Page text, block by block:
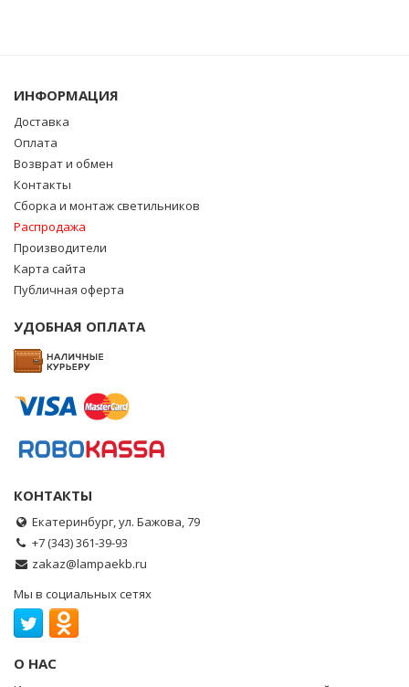
ИНФОРМАЦИЯ
Доставка
Оплата
Возврат и обмен
Контакты
Сборка и монтаж светильников
Распродажа
Производители
Карта сайта
Публичная оферта
УДОБНАЯ ОПЛАТА
КОНТАКТЫ
Екатеринбург, ул. Бажова, 79
+7 (343) 361-39-93
zakaz@lampaekb.ru
Мы в социальных сетях
О НАС